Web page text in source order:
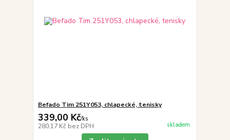
Befado Tim 251Y053, chlapecké, tenisky
339,00 Kč/ks
280,17 Kč bez DPH skladem